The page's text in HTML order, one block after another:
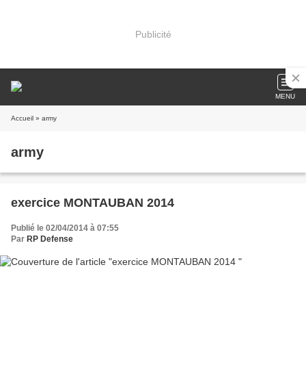
Publicité
MENU
Accueil » army
army
exercice MONTAUBAN 2014
Publié le 02/04/2014 à 07:55
Par RP Defense